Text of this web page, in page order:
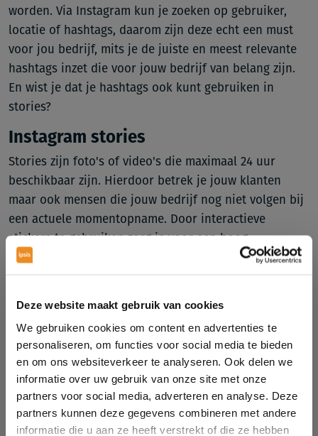
Deze website maakt gebruik van cookies
We gebruiken cookies om content en advertenties te
personaliseren, om functies voor social media te bieden
en om ons websiteverkeer te analyseren. Ook delen we
informatie over uw gebruik van onze site met onze
partners voor social media, adverteren en analyse. Deze
partners kunnen deze gegevens combineren met andere
informatie die u aan ze heeft verstrekt of die ze hebben
worden. Via Instagram kun je zoeken op gebruiker,
locatie of hashtags, daarom zijn deze echt een must
voor jou bedrijf, mits je de juiste en meest relevante
hashtags inzet die voor jouw bedrijf van belang zijn.
En wist je dat je hashtags ook kunt gebruiken in
stories?
Instagram stories
Stories zijn foto's of video's die maximaal 24 uur
beschikbaar zijn. Hierdoor betrek je jouw klanten
maar ook mensen die jouw bedrijf nog niet volgen bij
een actuele momentopname. Door interactieve
stickers te gebruiken zorg je voor een hoog
engagement. En door per dag minimaal vijf stories te
Reels
Een Instagram reels is een korte video met muziek.
Reels worden vaak niet alleen bekeken door je volgers
maar komen ook onder het kopje ontdekken. Dit zorgt
ervoor dat de kans dus enorm groot is dat je viraal
gaat en daar veel volgers aan over houdt. Je hoeft